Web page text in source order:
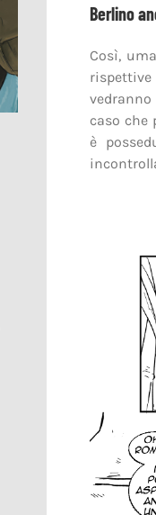
Berlino
Così,
caso che
è